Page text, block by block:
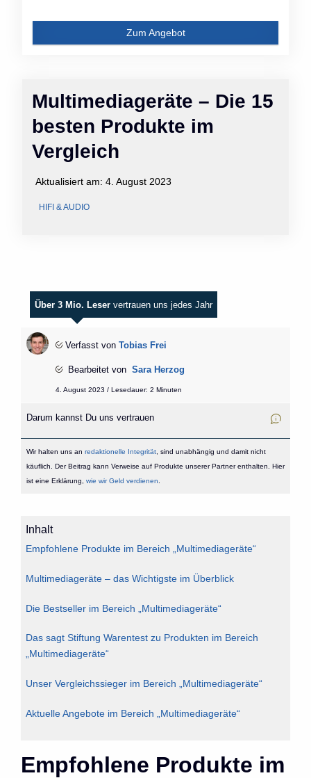
Multimediageräte – Die 15
besten Produkte im
Vergleich
Aktualisiert am: 4. August 2023
HIFI & AUDIO
Zum Angebot
Über 3 Mio. Leser vertrauen uns jedes Jahr
Verfasst von Tobias Frei
Bearbeitet von Sara Herzog
4. August 2023 / Lesedauer: 2 Minuten
Darum kannst Du uns vertrauen
Wir halten uns an redaktionelle Integrität, sind unabhängig und damit nicht
käuflich. Der Beitrag kann Verweise auf Produkte unserer Partner enthalten. Hier
ist eine Erklärung, wie wir Geld verdienen
Inhalt
Empfohlene Produkte im Bereich „Multimediageräte“
Multimediageräte – das Wichtigste im Überblick
Die Bestseller im Bereich „Multimediageräte“
Das sagt Stiftung Warentest zu Produkten im Bereich
„Multimediageräte“
Unser Vergleichssieger im Bereich „Multimediageräte“
Aktuelle Angebote im Bereich „Multimediageräte“
Empfohlene Produkte im